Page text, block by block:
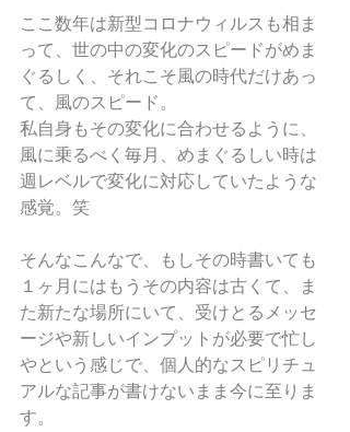
ここ数年は新型コロナウィルスも相ま
って、世の中の変化のスピードがめま
ぐるしく、それこそ風の時代だけあっ
て、風のスピード。
私自身もその変化に合わせるように、
風に乗るべく毎月、めまぐるしい時は
週レベルで変化に対応していたような
感覚。笑
そんなこんなで、もしその時書いても
１ヶ月にはもうその内容は古くて、ま
た新たな場所にいて、受けとるメッセ
ージや新しいインプットが必要で忙し
やという感じで、個人的なスピリチュ
アルな記事が書けないまま今に至りま
す。